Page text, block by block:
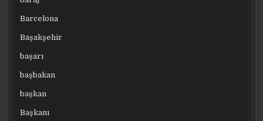
Barcelona
Başakşehir
başarı
başbakan
başkan
Başkanı